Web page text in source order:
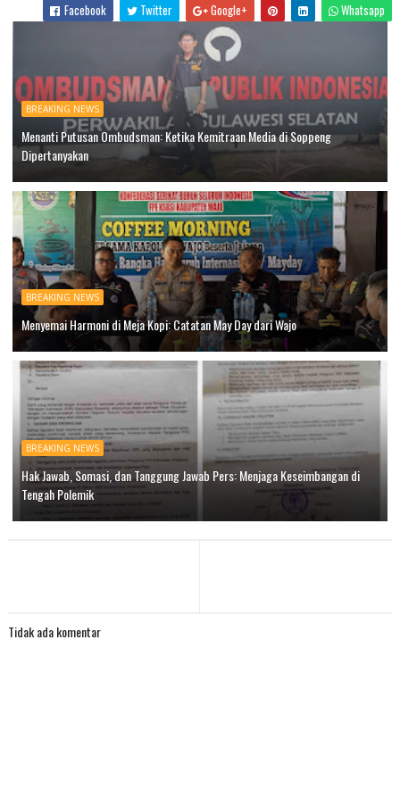
Facebook
Twitter Google+ Whatsapp
BREAKING NEWS
Menanti Putusan Ombudsman: Ketika Kemitraan Media di Soppeng
Dipertanyakan
BREAKING NEWS
Menyemai Harmoni di Meja Kopi: Catatan May Day dari Wajo
BREAKING NEWS
Hak Jawab, Somasi, dan Tanggung Jawab Pers: Menjaga Keseimbangan di
Tengah Polemik
Tidak ada komentar